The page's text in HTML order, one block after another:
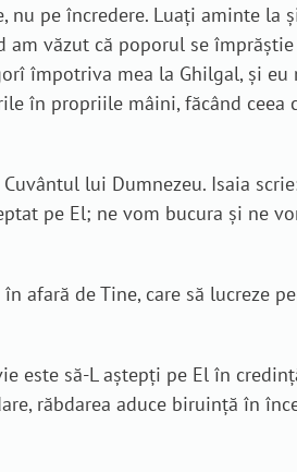
nu pe încredere. Luați aminte la
am văzut că poporul se
împotriva mea la Ghilgal, şi eu
în propriile mâini, făcând ceea
lui Dumnezeu. Isaia
pe El; ne vom bucura și ne
afară de Tine, care să lucreze
este să-L aștepți pe El în
răbdarea aduce biruinţă în